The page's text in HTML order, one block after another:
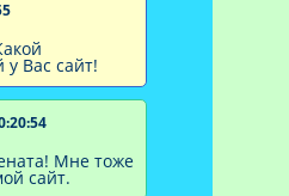
Вас сайт!
Мне тоже
сайт.